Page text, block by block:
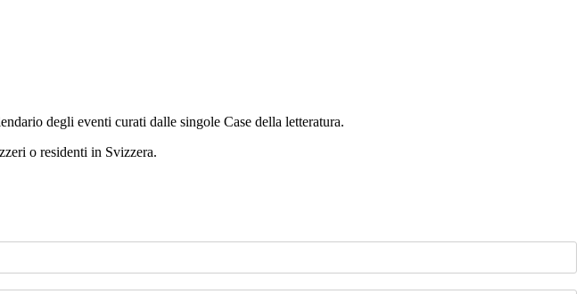
degli eventi curati dalle singole Case della letteratura.
o residenti in Svizzera.